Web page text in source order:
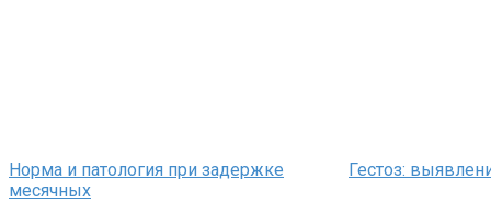
Норма и патология при задержке
месячных
Гестоз: